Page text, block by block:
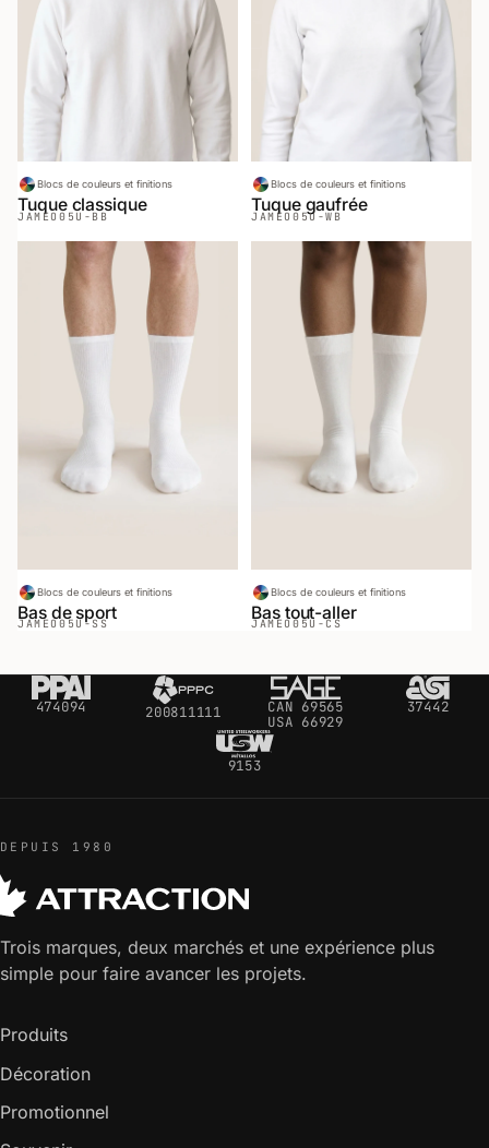
Blocs de couleurs et finitions
Tuque classique
JAMEO 05U-BB
Blocs de couleurs et finitions
Tuque gaufrée
JAMEO 05U-WB
Blocs de couleurs et finitions
Bas de sport
JAMEO05U-SS
Blocs de couleurs et finitions
Bas tout-aller
JAMEO 05U-CS
474094 200811111
CAN 69565
USA 66929
37442
9153
DEPUIS 1980
Trois marques, deux marchés et une expérience plus
simple pour faire avancer les projets.
Produits
Décoration
Promotionnel